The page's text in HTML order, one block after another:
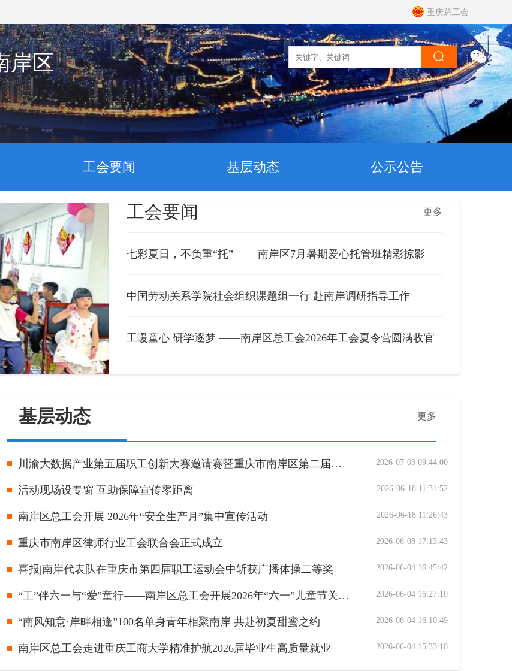
重庆总工会
岸区
工会要闻 基层动态 公示公告
工会要闻 更多
七彩夏日，不负重“托”—— 南岸区7月暑期爱心托管班精彩掠影
中国劳动关系学院社会组织课题组一行 赴南岸调研指导工作
工暖童心 研学逐梦 ——南岸区总工会2026年工会夏令营圆满收官
基层动态 更多
川渝大数据产业第五届职工创新大赛邀请赛暨重庆市南岸区第二届职工数字技能竞赛在南岸举办 2026-07-03 09:44:00
活动现场设专窗 互助保障宣传零距离 2026-06-18 11:31:52
南岸区总工会开展 2026年“安全生产月”集中宣传活动 2026-06-18 11:26:43
重庆市南岸区律师行业工会联合会正式成立 2026-06-08 17:13:43
喜报|南岸代表队在重庆市第四届职工运动会中斩获广播体操二等奖 2026-06-04 16:45:42
“工”伴六一与“爱”童行——南岸区总工会开展2026年“六一”儿童节关爱活动 2026-06-04 16:27:10
“南风知意·岸畔相逢”100名单身青年相聚南岸 共赴初夏甜蜜之约 2026-06-04 16:10:49
南岸区总工会走进重庆工商大学精准护航2026届毕业生高质量就业 2026-06-04 15:33:10